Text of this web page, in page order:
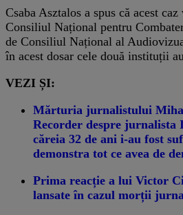
Csaba Asztalos a spus că acest
Consiliul Național pentru
de Consiliul Național al
în acest dosar cele două instituții
VEZI ȘI:
Mărturia jurnalistului
Recorder despre
căreia 32 de ani i-au fost
demonstra tot ce avea de
Prima reacție a lui Victor
lansate în cazul morții